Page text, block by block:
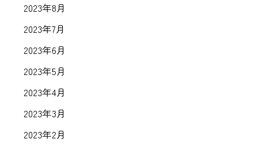
2023年8月
2023年7月
2023年6月
2023年5月
2023年4月
2023年3月
2023年2月